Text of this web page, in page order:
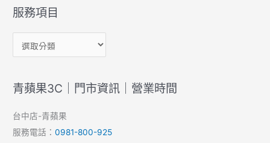
服務項目
青蘋果3C｜門市資訊｜營業時間
台中店-青蘋果
服務電話：0981-800-925